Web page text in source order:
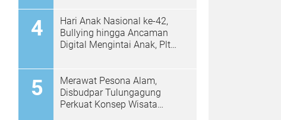
Hari Anak Nasional ke-42,
Bullying hingga Ancaman
Digital Mengintai Anak, Plt
Ramah Anak
Merawat Pesona Alam,
Disbudpar Tulungagung
Perkuat Konsep Wisata